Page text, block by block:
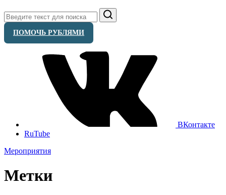
Поиск
ПОМОЧЬ РУБЛЯМИ
ВКонтакте
RuTube
Мероприятия
Метки